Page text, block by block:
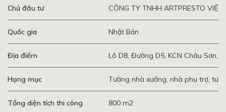
Chủ đầu tư CÔNG TY TNHH ARTPRESTO VIỆT
Quốc gia Nhật Bản
Địa điểm Lô D8, Đường D5, KCN Châu Sơn,
Hạng mục Tường nhà xưởng, nhà phụ trợ,
Tổng diện tích thi công 800 m2